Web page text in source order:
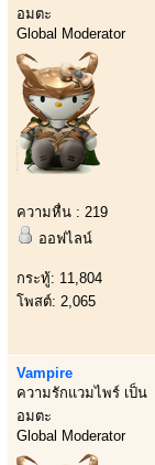
อมตะ
Global Moderator
ความหื่น : 219
ออฟไลน์
กระทู้: 11,804
โพสต์: 2,065
Vampire
ความรักแวมไพร์ เป็น
อมตะ
Global Moderator